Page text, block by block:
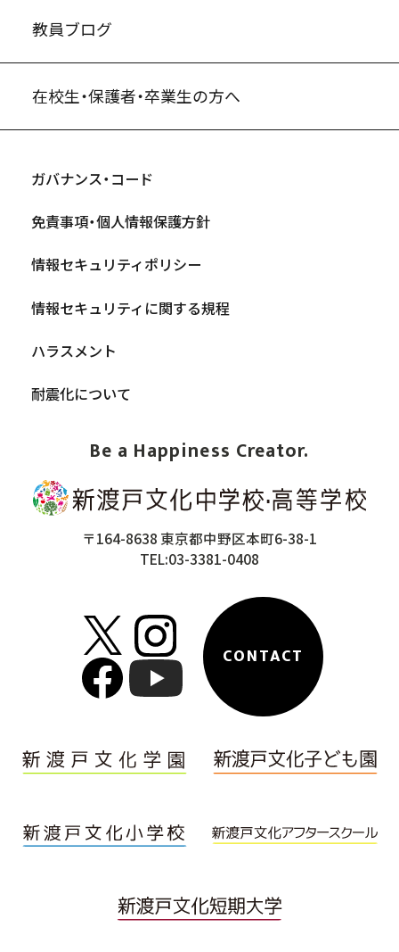
Be a Happiness Creator.
〒164-8638 東京都中野区本町6-38-1
TEL:03-3381-0408
CONTACT
教員ブログ
在校生・保護者・卒業生の方へ
ガバナンス・コード
免責事項・個人情報保護方針
情報セキュリティポリシー
情報セキュリティに関する規程
ハラスメント
耐震化について